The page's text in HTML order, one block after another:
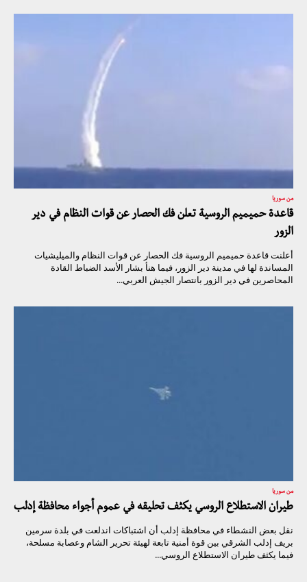
من سوريا
قاعدة حميميم الروسية تعلن فك الحصار عن قوات النظام في دير
الزور
أعلنت قاعدة حميميم الروسية فك الحصار عن قوات النظام والميليشيات
المساندة لها في مدينة دير الزور، فيما هنأ بشار الأسد الضباط القادة
المحاصرين في دير الزور بانتصار الجيش العربي...
من سوريا
طيران الاستطلاع الروسي يكثف تحليقه في عموم أجواء محافظة إدلب
نقل بعض النشطاء في محافظة إدلب أن اشتباكات اندلعت في بلدة سرمين
بريف إدلب الشرقي بين قوة أمنية تابعة لهيئة تحرير الشام وعصابة مسلحة،
فيما يكثف طيران الاستطلاع الروسي...